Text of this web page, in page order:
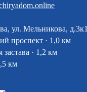
ул. Мельникова, д.3к1
проспект · 1,0 км
застава · 1,2 км
км